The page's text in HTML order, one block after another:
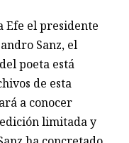
Efe el presidente
Sanz, el
poeta está
de esta
a conocer
limitada y